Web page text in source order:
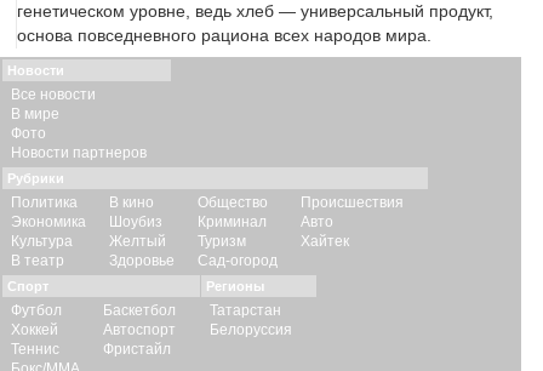
генетическом уровне, ведь хлеб — универсальный продукт,
основа повседневного рациона всех народов мира.
Новости
Все новости
В мире
Фото
Новости партнеров
Рубрики
Политика
Экономика
Культура
В театр
В кино
Шоубиз
Желтый
Здоровье
Общество
Криминал
Туризм
Сад-огород
Происшествия
Авто
Хайтек
Спорт
Футбол
Хоккей
Теннис
Баскетбол
Автоспорт
Фристайл
Регионы
Татарстан
Белоруссия